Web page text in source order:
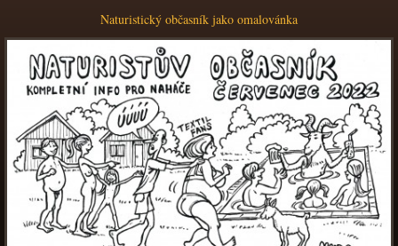
Naturistický občasník jako omalovánka